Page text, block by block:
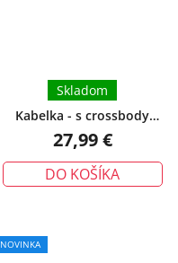
Kabelka - s crossbody
popruhom a zapletanou
rukoväťou, béžová
Skladom
27,99 €
DO KOŠÍKA
NOVINKA